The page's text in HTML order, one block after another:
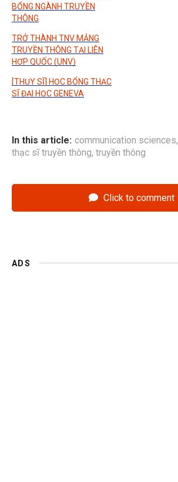
BỔNG NGÀNH TRUYỀN
THÔNG
TRỞ THÀNH TNV MẢNG
TRUYỀN THÔNG TẠI LIÊN
HỢP QUỐC (UNV)
[THỤY SĨ] HỌC BỔNG THẠC
SĨ ĐẠI HỌC GENEVA
In this article: communication sciences,
thạc sĩ truyền thông, truyền thông
Click to comment
ADS